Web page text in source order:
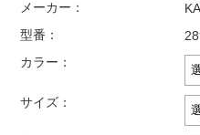
メーカー：
型番：
カラー：
サイズ：